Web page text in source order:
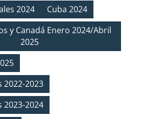
2024
Cuba 2024
y Canadá Enero 2024/Abril
2025
2022-2023
2023-2024